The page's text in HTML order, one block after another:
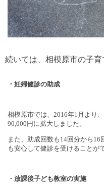
続いては、相模原市の子育
・妊婦健診の助成
相模原市では、 2016年1 月より
90,000 円に拡大しました。
また、助成回数も 14回分から 16
も安心して健診を受けることが
・放課後子ども教室の実施